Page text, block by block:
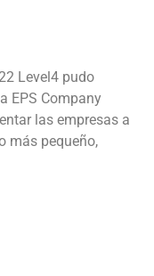
Level4 pudo
EPS Company
las empresas a
más pequeño,